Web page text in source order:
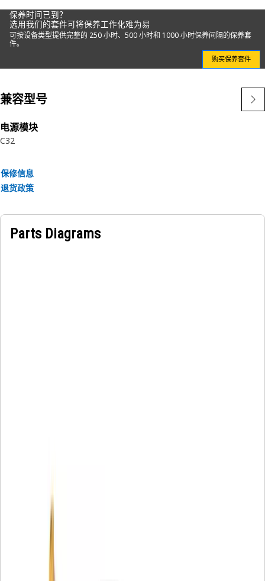
应用：
燃油滤清器单向阀有助于维持燃油压力并防止燃油泄漏。
保养时间已到？
选用我们的套件可将保养工作化难为易
可按设备类型提供完整的 250 小时、500 小时和 1000 小时保养间隔的保养套
件。
购买保养套件
兼容型号
电源模块
C32
保修信息
退货政策
Parts Diagrams